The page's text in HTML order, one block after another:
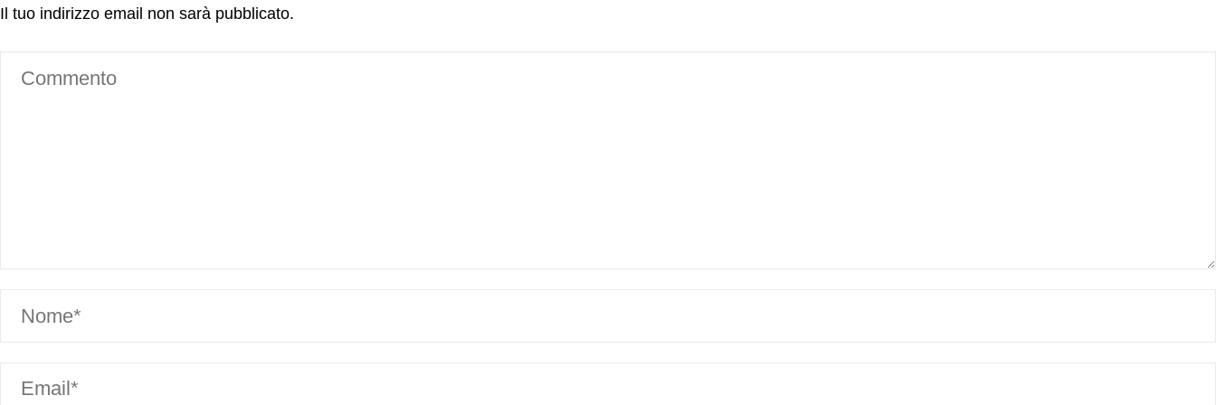
Il tuo indirizzo email non sarà pubblicato.